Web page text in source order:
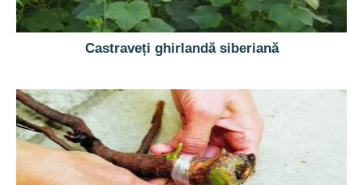
Castraveți ghirlandă siberiană